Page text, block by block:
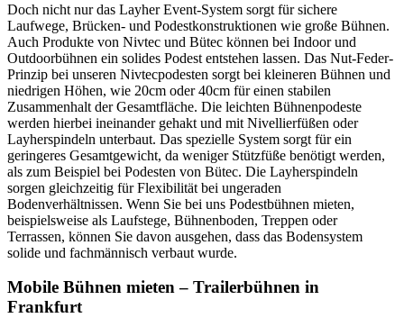
Doch nicht nur das Layher Event-System sorgt für sichere
Laufwege, Brücken- und Podestkonstruktionen wie große Bühnen.
Auch Produkte von Nivtec und Bütec können bei Indoor und
Outdoorbühnen ein solides Podest entstehen lassen. Das Nut-Feder-
Prinzip bei unseren Nivtecpodesten sorgt bei kleineren Bühnen und
niedrigen Höhen, wie 20cm oder 40cm für einen stabilen
Zusammenhalt der Gesamtfläche. Die leichten Bühnenpodeste
werden hierbei ineinander gehakt und mit Nivellierfüßen oder
Layherspindeln unterbaut. Das spezielle System sorgt für ein
geringeres Gesamtgewicht, da weniger Stützfüße benötigt werden,
als zum Beispiel bei Podesten von Bütec. Die Layherspindeln
sorgen gleichzeitig für Flexibilität bei ungeraden
Bodenverhältnissen. Wenn Sie bei uns Podestbühnen mieten,
beispielsweise als Laufstege, Bühnenboden, Treppen oder
Terrassen, können Sie davon ausgehen, dass das Bodensystem
solide und fachmännisch verbaut wurde.
Mobile Bühnen mieten – Trailerbühnen in
Frankfurt